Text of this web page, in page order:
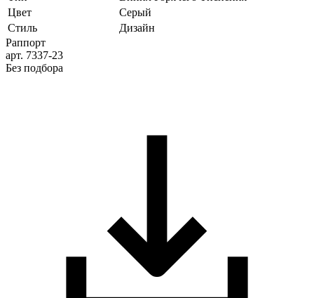
Цвет
Серый
Стиль
Дизайн
Раппорт
арт. 7337-23
Без подбора